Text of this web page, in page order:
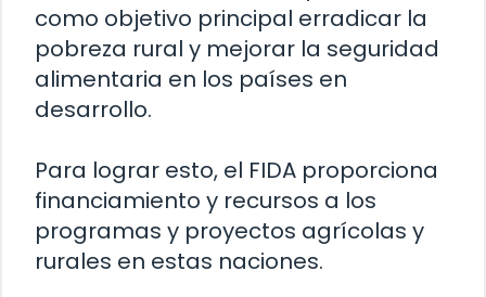
como objetivo principal erradicar la
pobreza rural y mejorar la seguridad
alimentaria en los países en
desarrollo.
Para lograr esto, el FIDA proporciona
financiamiento y recursos a los
programas y proyectos agrícolas y
rurales en estas naciones.